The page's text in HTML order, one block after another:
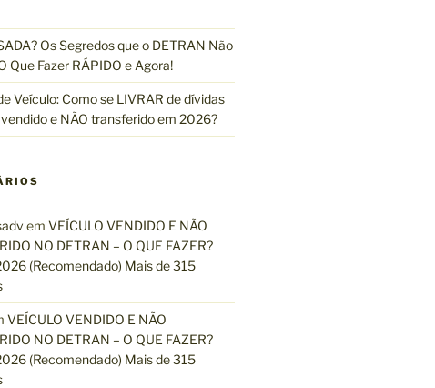
Os Segredos que o DETRAN Não
Que Fazer RÁPIDO e Agora!
Veículo: Como se LIVRAR de dívidas
e NÃO transferido em 2026?
em VEÍCULO VENDIDO E NÃO
NO DETRAN – O QUE FAZER?
(Recomendado) Mais de 315
VEÍCULO VENDIDO E NÃO
NO DETRAN – O QUE FAZER?
(Recomendado) Mais de 315